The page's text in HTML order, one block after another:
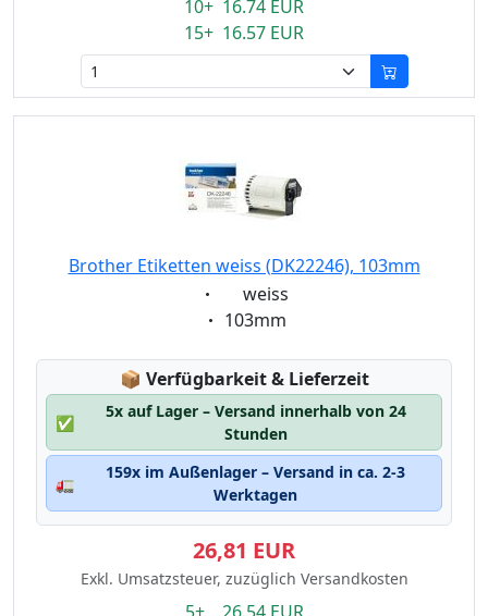
10+ 16.74 EUR
15+ 16.57 EUR
Brother Etiketten weiss (DK22246), 103mm
Eigenschaft:
weiss
Eigenschaft:
103mm
📦 Lagerstatus:
Verfügbarkeit & Lieferzeit
✅
5x auf Lager – Versand innerhalb von 24
Stunden
🚛
159x im Außenlager – Versand in ca. 2-3
Werktagen
26,81 EUR
Exkl. Umsatzsteuer, zuzüglich Versandkosten